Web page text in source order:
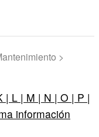
>
| L | M | N | O | P |
información